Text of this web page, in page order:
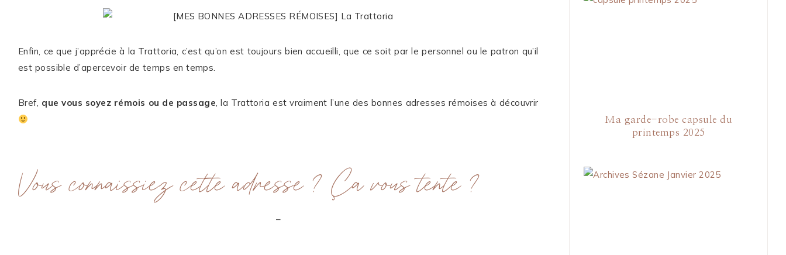
Enfin, ce que j’apprécie à la Trattoria, c’est qu’on est toujours bien accueilli, que ce soit par le personnel ou le patron qu’il
est possible d’apercevoir de temps en temps.
Bref, que vous soyez rémois ou de passage, la Trattoria est vraiment l’une des bonnes adresses rémoises à découvrir
Vous connaissiez cette adresse ? Ça vous tente ?
–
Ma garde-robe capsule du
printemps 2025